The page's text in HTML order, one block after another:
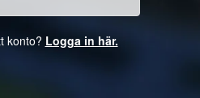
konto? Logga in här.